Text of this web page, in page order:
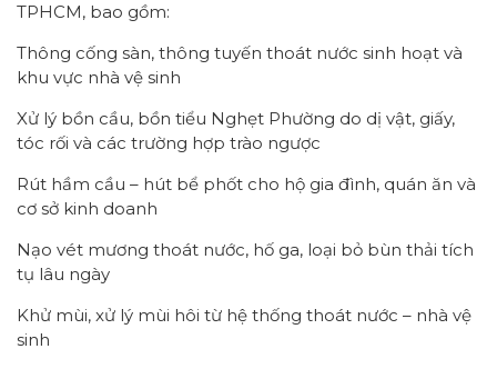
TPHCM, bao gồm:
Thông cống sàn, thông tuyến thoát nước sinh hoạt và
khu vực nhà vệ sinh
Xử lý bồn cầu, bồn tiểu Nghẹt Phường do dị vật, giấy,
tóc rối và các trường hợp trào ngược
Rút hầm cầu – hút bể phốt cho hộ gia đình, quán ăn và
cơ sở kinh doanh
Nạo vét mương thoát nước, hố ga, loại bỏ bùn thải tích
tụ lâu ngày
Khử mùi, xử lý mùi hôi từ hệ thống thoát nước – nhà vệ
sinh